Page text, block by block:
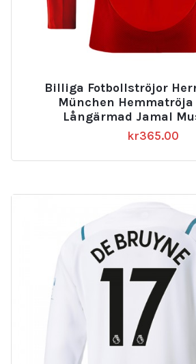
Billiga Fotbollströjor
München
Långärmad Jamal
kr365.00